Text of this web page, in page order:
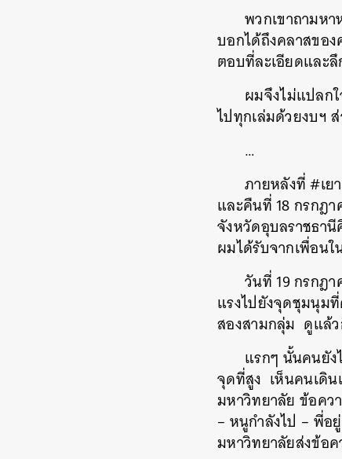
พวกเขาถามห
บอกได้ถึงคลาสขอ
ตอบที่ละเอียดและ
ผมจึงไม่แปลก
ไปทุกเล่มด้วยงบฯ
…
ภายหลังที่#เ
และคืนที่18กรกฎ
จังหวัดอุบลราชธา
ผมได้รับจากเพื่อน
วันที่19กรกฎ
แรงไปยังจุดชุมนุม
สองสามกลุ่ม ดูแล้
แรกๆ นั้นคนยัง
จุดที่สูง เห็นคนเดิ
มหาวิทยาลัย ข้อคว
– หนูกำลังไป – พี่อ
มหาวิทยาลัยส่งข้อ